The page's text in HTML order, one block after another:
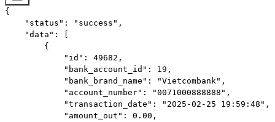
{
    "status": "success",
    "data": [
        {
            "id": 49682,
            "bank_account_id": 19,
            "bank_brand_name": "Vietcombank",
            "account_number": "0071000888888",
            "transaction_date": "2025-02-25 19:59:48",
            "amount_out": 0.00,